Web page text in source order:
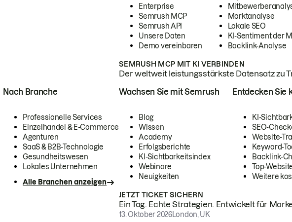
Enterprise
Semrush MCP
Semrush API
Unsere Daten
Demo vereinbaren
Marktanalyse
Lokale SEO
KI-Sentiment der
Backlink-Analyse
SEMRUSH MCP MIT KI VERBINDEN
Der weltweit leistungsstärkste Datensatz zu
Nach Branche
Professionelle Services
Einzelhandel & E-Commerce
Agenturen
SaaS & B2B-Technologie
Gesundheitswesen
Lokales Unternehmen
Alle Branchen anzeigen
Wachsen Sie mit Semrush
Blog
Wissen
Academy
Erfolgsberichte
KI-Sichtbarkeitsindex
Webinare
Neuigkeiten
Entdecken Sie
KI-
SEO-
Website-
Keyword-
Backlink-
Top-
Weitere
JETZT TICKET SICHERN
Ein Tag. Echte Strategien. Entwickelt für
13. Oktober 2026London, UK